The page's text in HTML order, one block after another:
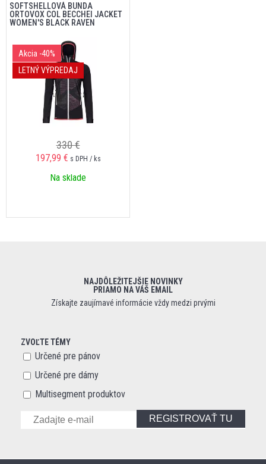
SOFTSHELLOVÁ BUNDA
ORTOVOX COL BECCHEI JACKET
WOMEN'S BLACK RAVEN
Akcia -40%
LETNÝ VÝPREDAJ
330 €
197,99 € s DPH / ks
Na sklade
NAJDÔLEŽITEJŠIE NOVINKY
PRIAMO NA VÁŠ EMAIL
Získajte zaujímavé informácie vždy medzi prvými
ZVOĽTE TÉMY
Určené pre pánov
Určené pre dámy
Multisegment produktov
REGISTROVAŤ TU